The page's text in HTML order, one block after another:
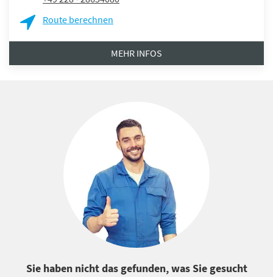
Route berechnen
MEHR INFOS
Sie haben nicht das gefunden, was Sie gesucht